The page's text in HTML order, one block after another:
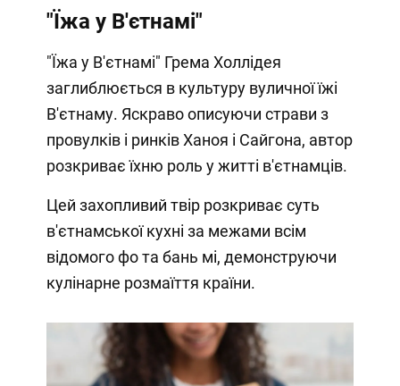
"Їжа у В'єтнамі"
"Їжа у В'єтнамі" Грема Холлідея
заглиблюється в культуру вуличної їжі
В'єтнаму. Яскраво описуючи страви з
провулків і ринків Ханоя і Сайгона, автор
розкриває їхню роль у житті в'єтнамців.
Цей захопливий твір розкриває суть
в'єтнамської кухні за межами всім
відомого фо та бань мі, демонструючи
кулінарне розмаїття країни.